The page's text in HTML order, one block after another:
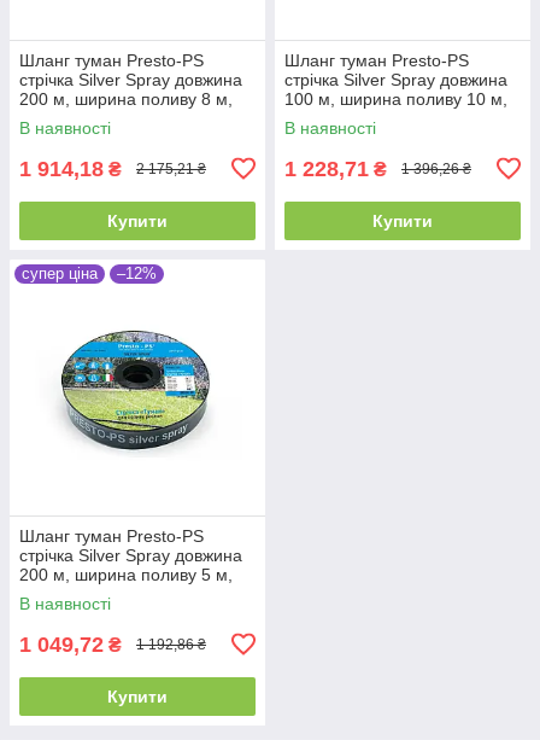
Шланг туман Presto-PS
стрічка Silver Spray довжина
200 м, ширина поливу 8 м,
діаметр 40 мм (603008-5)
В наявності
1 914,18 ₴ 2 175,21 ₴
Купити
Шланг туман Presto-PS
стрічка Silver Spray довжина
100 м, ширина поливу 10 м,
діаметр 45 мм (703508-7)
В наявності
1 228,71 ₴ 1 396,26 ₴
Купити
супер ціна –12%
Шланг туман Presto-PS
стрічка Silver Spray довжина
200 м, ширина поливу 5 м,
діаметр 25 мм (402007-5)
В наявності
1 049,72 ₴ 1 192,86 ₴
Купити